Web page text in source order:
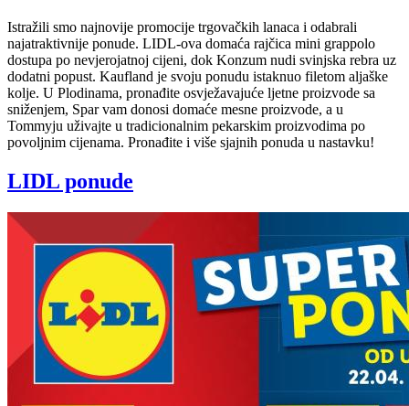
Istražili smo najnovije promocije trgovačkih lanaca i odabrali
najatraktivnije ponude. LIDL-ova domaća rajčica mini grappolo
dostupa po nevjerojatnoj cijeni, dok Konzum nudi svinjska rebra uz
dodatni popust. Kaufland je svoju ponudu istaknuo filetom aljaške
kolje. U Plodinama, pronađite osvježavajuće ljetne proizvode sa
sniženjem, Spar vam donosi domaće mesne proizvode, a u
Tommyju uživajte u tradicionalnim pekarskim proizvodima po
povoljnim cijenama. Pronađite i više sjajnih ponuda u nastavku!
LIDL ponude